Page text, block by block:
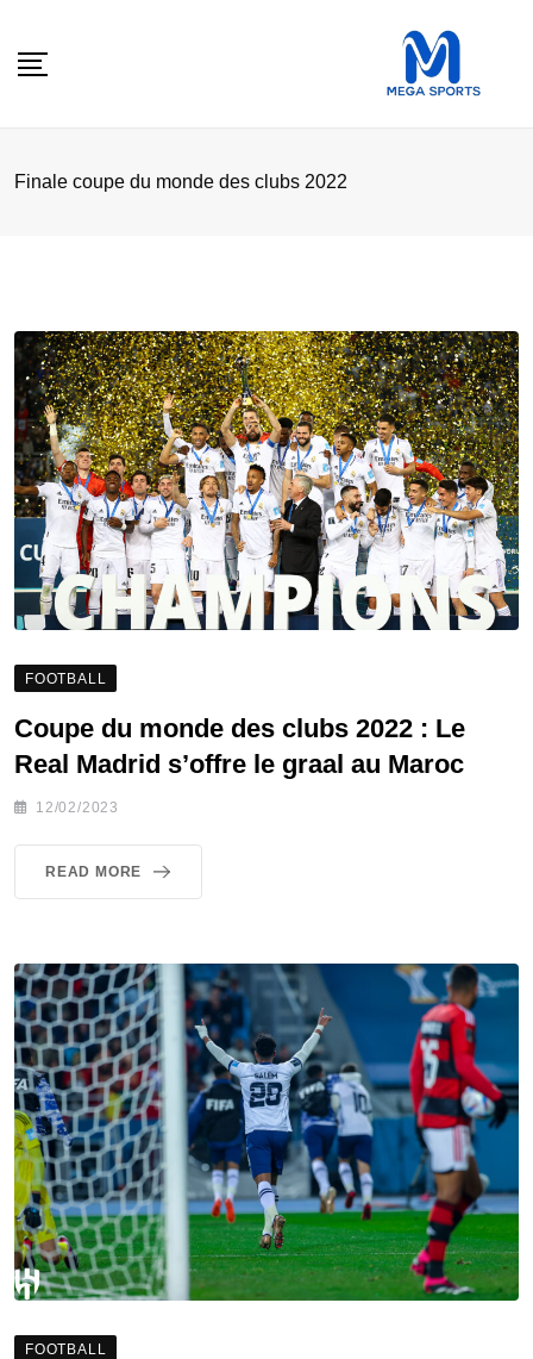
Finale coupe du monde des clubs 2022
FOOTBALL
Coupe du monde des clubs 2022 : Le
Real Madrid s’offre le graal au Maroc
12/02/2023
READ MORE
FOOTBALL